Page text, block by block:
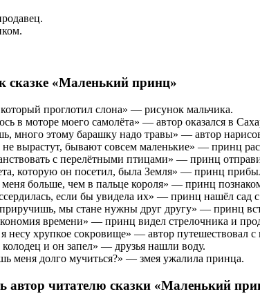
сказке «Маленький принц»
проглотил слона» — рисунок мальчика.
в моторе моего самолёта» — автор оказался в
много этому барашку надо травы» — автор
вырастут, бывают совсем маленькие» — принц
с перелётными птицами» — принц
которую он посетил, была Земля» — принц
больше, чем в пальце короля» — принц
если бы увидела их» — принц нашёл сад
мы стане нужны друг другу» — принц
времени» — принц видел стрелочника и
несу хрупкое сокровище» — автор путешествовал
и он запел» — друзья нашли воду.
меня долго мучиться?» — змея ужалила принца.
автор читателю сказки «Маленький